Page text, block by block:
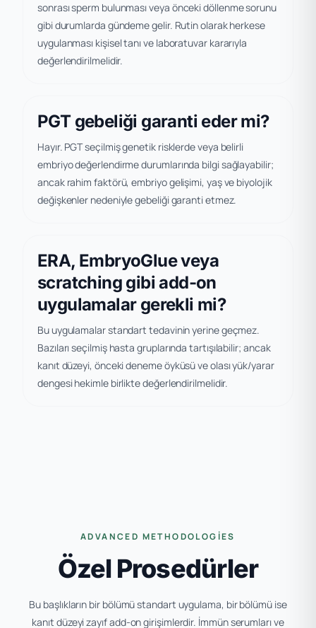
sonrası sperm bulunması veya önceki döllenme sorunu
gibi durumlarda gündeme gelir. Rutin olarak herkese
uygulanması kişisel tanı ve laboratuvar kararıyla
değerlendirilmelidir.
PGT gebeliği garanti eder mi?
Hayır. PGT seçilmiş genetik risklerde veya belirli
embriyo değerlendirme durumlarında bilgi sağlayabilir;
ancak rahim faktörü, embriyo gelişimi, yaş ve biyolojik
değişkenler nedeniyle gebeliği garanti etmez.
ERA, EmbryoGlue veya
scratching gibi add-on
uygulamalar gerekli mi?
Bu uygulamalar standart tedavinin yerine geçmez.
Bazıları seçilmiş hasta gruplarında tartışılabilir; ancak
kanıt düzeyi, önceki deneme öyküsü ve olası yük/yarar
dengesi hekimle birlikte değerlendirilmelidir.
ADVANCED METHODOLOGIES
Özel Prosedürler
Bu başlıkların bir bölümü standart uygulama, bir bölümü ise
kanıt düzeyi zayıf add-on girişimlerdir. İmmün serumları ve